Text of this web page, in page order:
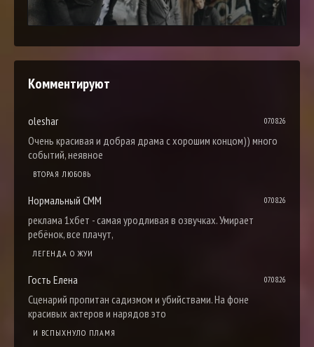
Комментируют
oleshar 07.08.26
Очень красивая и добрая драма с хорошим концом)) много
событий, неявное
ВТОРАЯ ЛЮБОВЬ
Нормальный СММ 07.08.26
реклама 1хбет - самая уродливая в озвучках. Умирает
ребёнок, все плачут,
ЛЕГЕНДА О ЖУИ
Гость Елена 07.08.26
Сценарий пропитан садизмом и убийствами. На фоне
красивых актеров и нарядов это
И ВСПЫХНУЛО ПЛАМЯ